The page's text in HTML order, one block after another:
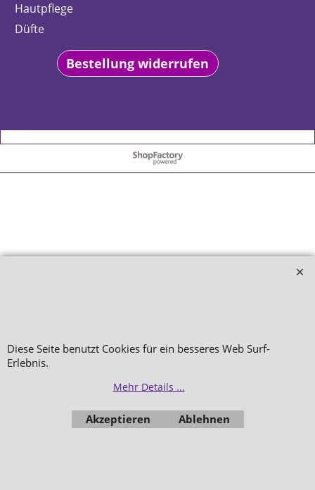
Hautpflege
Düfte
Bestellung widerrufen
WebShop erstellt mit
ShopFactory Shop
Diese Seite benutzt Cookies für ein besseres Web Surf-
Erlebnis.
Mehr Details ...
Akzeptieren Ablehnen